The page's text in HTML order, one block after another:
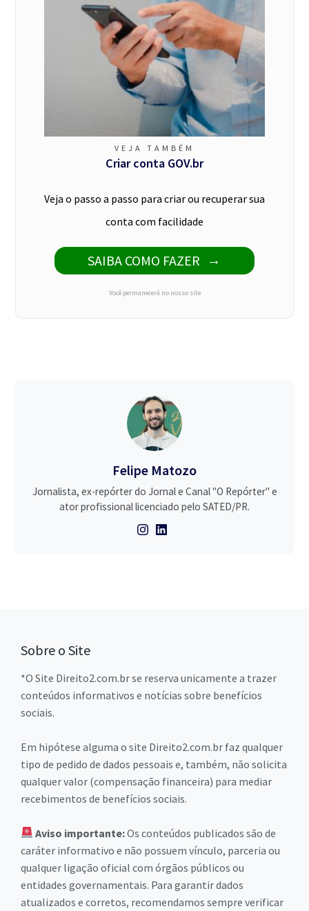
VEJA TAMBÉM
Criar conta GOV.br
Veja o passo a passo para criar ou recuperar sua
conta com facilidade
SAIBA COMO FAZER
Você permanecerá no nosso site
Felipe Matozo
Jornalista, ex-repórter do Jornal e Canal "O Repórter" e
ator profissional licenciado pelo SATED/PR.
Sobre o Site
*O Site Direito2.com.br se reserva unicamente a trazer
conteúdos informativos e notícias sobre benefícios
sociais.
Em hipótese alguma o site Direito2.com.br faz qualquer
tipo de pedido de dados pessoais e, também, não solicita
qualquer valor (compensação financeira) para mediar
recebimentos de benefícios sociais.
Aviso importante:Os conteúdos publicados são de
caráter informativo e não possuem vínculo, parceria ou
qualquer ligação oficial com órgãos públicos ou
entidades governamentais. Para garantir dados
atualizados e corretos, recomendamos sempre verificar